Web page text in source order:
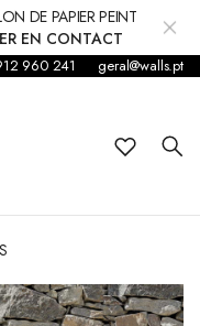
DE PAPIER PEINT
EN CONTACT
960 241 geral@walls.pt